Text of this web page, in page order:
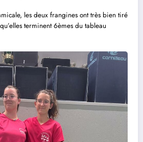
les deux frangines ont très bien tiré
terminent 6èmes du tableau